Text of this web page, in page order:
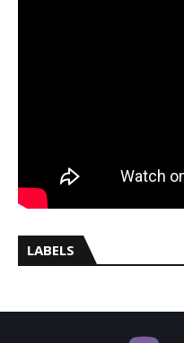
LABELS